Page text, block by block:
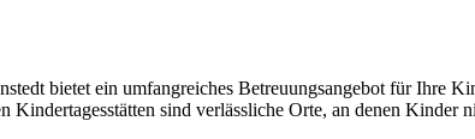
bietet ein umfangreiches Betreuungsangebot für Ihre
Kindertagesstätten sind verlässliche Orte, an denen Kinder